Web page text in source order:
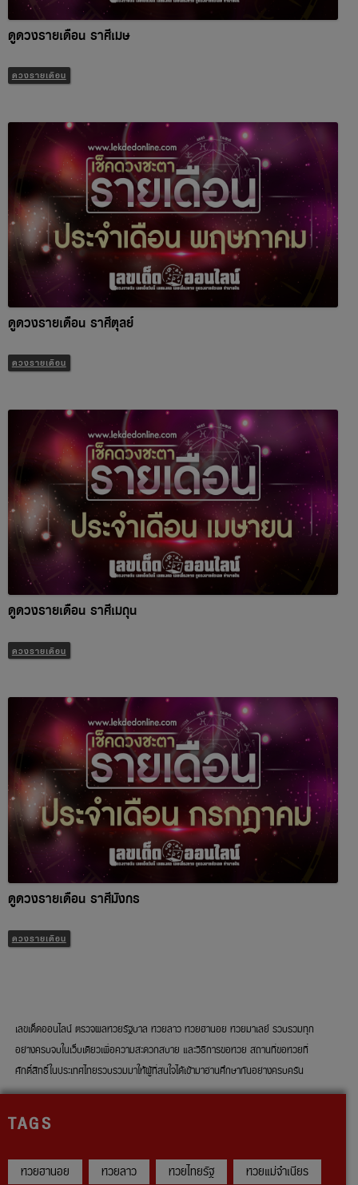
ดูดวงรายเดือน ราศีเมษ
ดวงรายเดือน
ดูดวงรายเดือน ราศีตุลย์
ดวงรายเดือน
ดูดวงรายเดือน ราศีเมถุน
ดวงรายเดือน
ดูดวงรายเดือน ราศีมังกร
ดวงรายเดือน
เลขเด็ดออนไลน์ ตรวจผลหวยรัฐบาล หวยลาว หวยฮานอย หวยมาเลย์ รวบรวมทุก
อย่างครบจบในเว็บเดียวเพื่อความสะดวกสบาย และวิธีการขอหวย สถานที่ขอหวยที่
ศักดิ์สิทธิ์ในประเทศไทยรวบรวมมาให้ผู้ที่สนใจได้เข้ามาอ่านศึกษากันอย่างครบครัน
TAGS
หวยฮานอย หวยลาว หวยไทยรัฐ หวยแม่จำเนียร